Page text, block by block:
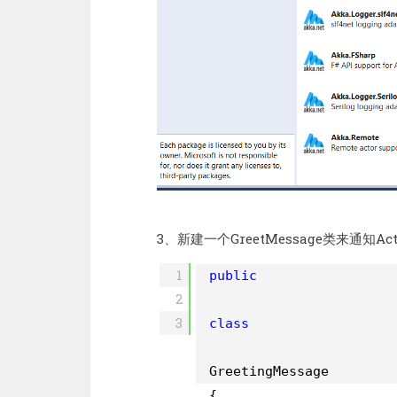
3、新建一个GreetMessage类来通知
1
2
3
public
class
GreetingMessage